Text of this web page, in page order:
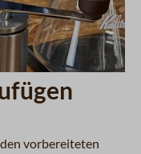
vorbereiteten